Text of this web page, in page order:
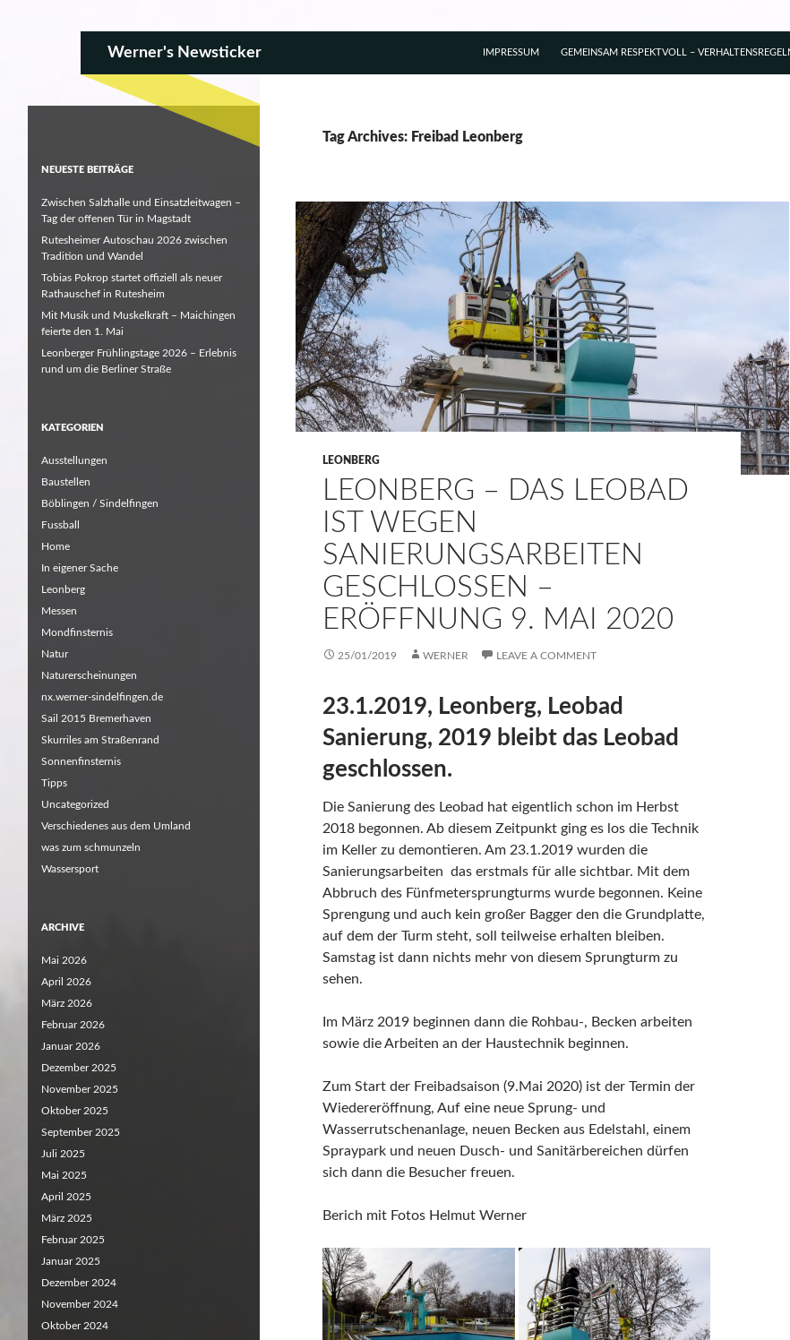
Werner's Newsticker GEMEINSAM RESPEKTVOLL –
IMPRESSUM
Tag Archives: Freibad Leonberg
LEONBERG
LEONBERG – DAS LEOBAD
IST WEGEN
SANIERUNGSARBEITEN
GESCHLOSSEN –
ERÖFFNUNG 9. MAI 2020
25/01/2019 WERNER LEAVE A COMMENT
23.1.2019, Leonberg, Leobad
Sanierung, 2019 bleibt das Leobad
geschlossen.
Die Sanierung des Leobad hat eigentlich schon im Herbst
2018 begonnen. Ab diesem Zeitpunkt ging es los die Technik
im Keller zu demontieren. Am 23.1.2019 wurden die
Sanierungsarbeiten das erstmals für alle sichtbar. Mit dem
Abbruch des Fünfmetersprungturms wurde begonnen. Keine
Sprengung und auch kein großer Bagger den die Grundplatte,
auf dem der Turm steht, soll teilweise erhalten bleiben.
Samstag ist dann nichts mehr von diesem Sprungturm zu
sehen.
Im März 2019 beginnen dann die Rohbau-, Becken arbeiten
sowie die Arbeiten an der Haustechnik beginnen.
Zum Start der Freibadsaison (9.Mai 2020) ist der Termin der
Wiedereröffnung, Auf eine neue Sprung- und
Wasserrutschenanlage, neuen Becken aus Edelstahl, einem
Spraypark und neuen Dusch- und Sanitärbereichen dürfen
sich dann die Besucher freuen.
Berich mit Fotos Helmut Werner
NEUESTE BEITRÄGE
Zwischen Salzhalle und Einsatzleitwagen –
Tag der offenen Tür in Magstadt
Rutesheimer Autoschau 2026 zwischen
Tradition und Wandel
Tobias Pokrop startet offiziell als neuer
Rathauschef in Rutesheim
Mit Musik und Muskelkraft – Maichingen
feierte den 1. Mai
Leonberger Frühlingstage 2026 – Erlebnis
rund um die Berliner Straße
KATEGORIEN
Ausstellungen
Baustellen
Böblingen / Sindelfingen
Fussball
Home
In eigener Sache
Leonberg
Messen
Mondfinsternis
Natur
Naturerscheinungen
nx.werner-sindelfingen.de
Sail 2015 Bremerhaven
Skurriles am Straßenrand
Sonnenfinsternis
Tipps
Uncategorized
Verschiedenes aus dem Umland
was zum schmunzeln
Wassersport
ARCHIVE
Mai 2026
April 2026
März 2026
Februar 2026
Januar 2026
Dezember 2025
November 2025
Oktober 2025
September 2025
Juli 2025
Mai 2025
April 2025
März 2025
Februar 2025
Januar 2025
Dezember 2024
November 2024
Oktober 2024